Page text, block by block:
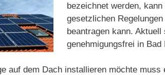
bezeichnet werden,
gesetzlichen
beantragen kann.
genehmigungsfrei in
auf dem Dach installieren möchte